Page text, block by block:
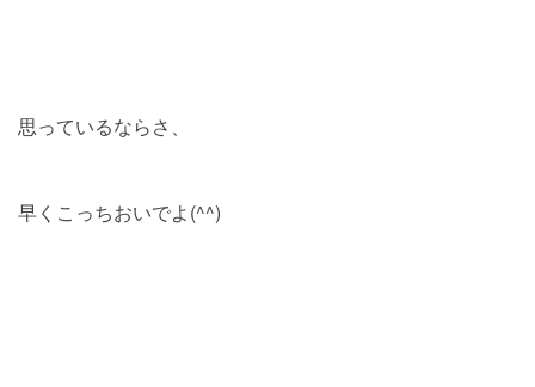
思っているならさ、
早くこっちおいでよ(^^)